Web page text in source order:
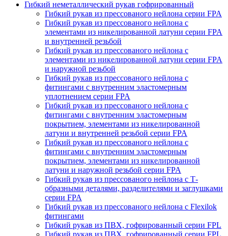
Гибкий неметаллический рукав гофрированный
Гибкий рукав из прессованого нейлона серии FPA
Гибкий рукав из прессованого нейлона c
элементами из никелированной латуни серии FPA
и внутренней резьбой
Гибкий рукав из прессованого нейлона c
элементами из никелированной латуни серии FPA
и наружной резьбой
Гибкий рукав из прессованого нейлона с
фитингами с внутренним эластомерным
уплотнением серии FPA
Гибкий рукав из прессованого нейлона с
фитингами с внутренним эластомерным
покрытием, элементами из никелированной
латуни и внутренней резьбой серии FPA
Гибкий рукав из прессованого нейлона с
фитингами с внутренним эластомерным
покрытием, элементами из никелированной
латуни и наружной резьбой серии FPA
Гибкий рукав из прессованого нейлона с Т-
образными деталями, разделителями и заглушками
серии FPA
Гибкий рукав из прессованого нейлона с Flexilok
фитингами
Гибкий рукав из ПВХ, гофрированный серии FPL
Гибкий рукав из ПВХ, гофрированный серии FPL